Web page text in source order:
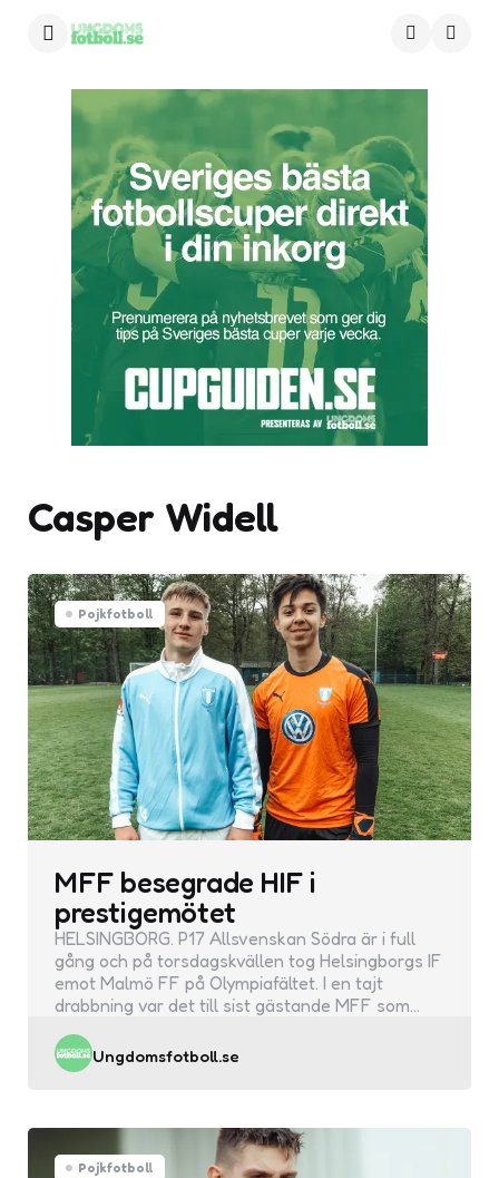
Casper Widell
Pojkfotboll
MFF besegrade HIF i
prestigemötet
HELSINGBORG. P17 Allsvenskan Södra är i full
gång och på torsdagskvällen tog Helsingborgs IF
emot Malmö FF på Olympiafältet. I en tajt
drabbning var det till sist gästande MFF som…
Posted
Ungdomsfotboll.se
Pojkfotboll